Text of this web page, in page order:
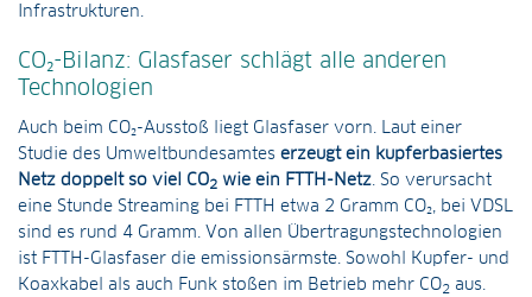
Infrastrukturen.
CO₂-Bilanz: Glasfaser schlägt alle anderen
Technologien
Auch beim CO₂-Ausstoß liegt Glasfaser vorn. Laut einer
Studie des Umweltbundesamtes erzeugt ein kupferbasiertes
Netz doppelt so viel CO2 wie ein FTTH-Netz. So verursacht
eine Stunde Streaming bei FTTH etwa 2 Gramm CO₂, bei VDSL
sind es rund 4 Gramm. Von allen Übertragungstechnologien
ist FTTH-Glasfaser die emissionsärmste. Sowohl Kupfer- und
Koaxkabel als auch Funk stoßen im Betrieb mehr CO2 aus.